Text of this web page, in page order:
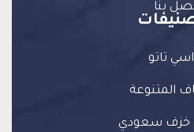
بنا
تاتو
المتنوعة
خزف سعودي